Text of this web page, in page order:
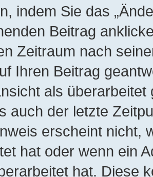
indem Sie das
Beitrag
Zeitraum nach
Ihren Beitrag
als
auch der letzte
erscheint nicht,
hat oder wenn ein
hat. Diese